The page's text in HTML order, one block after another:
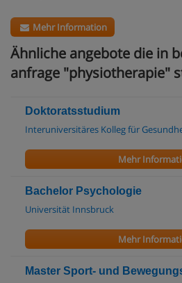
Mehr Information
Ähnliche angebote die in
anfrage "physiotherapie"
Doktoratsstudium
Interuniversitäres Kolleg für
Mehr
Bachelor Psychologie
Universität Innsbruck
Mehr
Master Sport- und